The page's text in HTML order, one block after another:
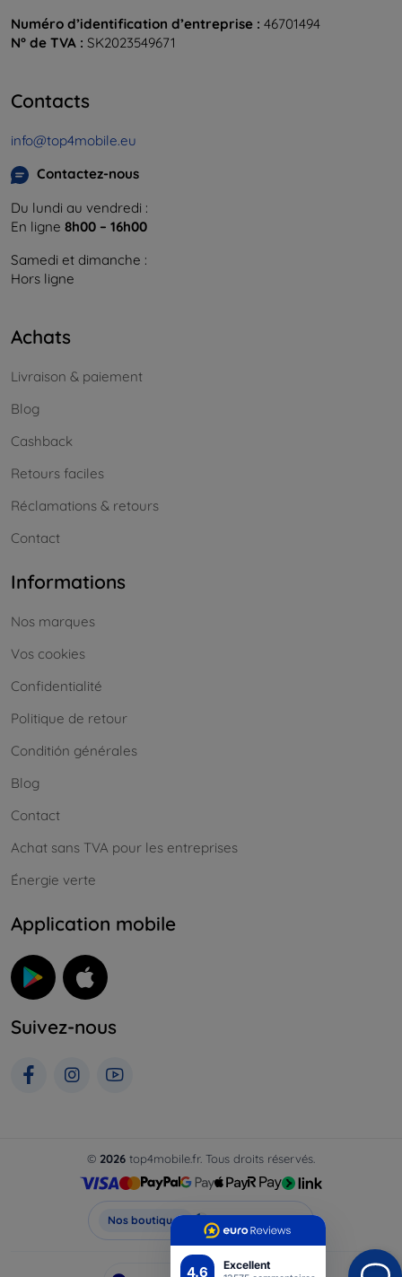
4.6 Excellent
Numéro d’identification d’entreprise : 46701494
N° de TVA : SK2023549671
Contacts
info@top4mobile.eu
Contactez-nous
Du lundi au vendredi :
En ligne 8h00 – 16h00
Samedi et dimanche :
Hors ligne
Achats
Livraison & paiement
Blog
Cashback
Retours faciles
Réclamations & retours
Contact
Informations
Nos marques
Vos cookies
Confidentialité
Politique de retour
Conditión générales
Blog
Contact
Achat sans TVA pour les entreprises
Énergie verte
Application mobile
Suivez-nous
© 2026 top4mobile.fr. Tous droits réservés.
Nos boutiques Top4Mobile.fr